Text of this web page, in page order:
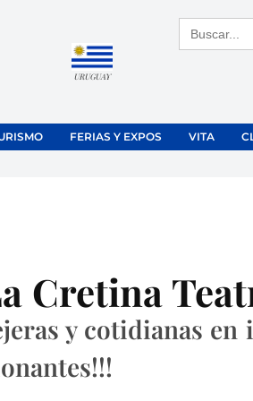
URUGUAY
Buscar:
FERIAS Y EXPOS VITA
Cretina
y cotidianas